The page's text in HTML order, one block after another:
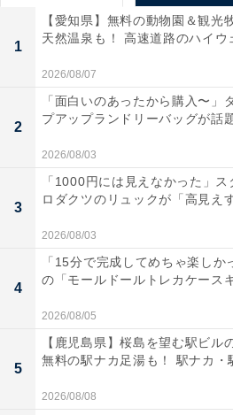
1
【愛知県】無料の動物園＆観光
天然温泉も！ 高速道路のハイウ
2026/08/07
2
「面白いのあったから購入〜」
プアップランドリーバッグが話
2026/08/03
3
「1000円には見えなかった」
ロダクツのリュックが「高見え
2026/08/03
4
「15分で完成してめちゃ楽しか
の「モールドールトレカケース
2026/08/05
5
【鹿児島県】桜島を望む駅ビル
無料の駅ナカ足湯も！ 駅ナカ・
2026/08/08